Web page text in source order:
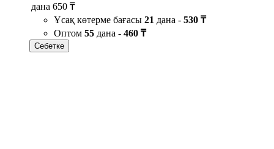
дана 650 ₸
Ұсақ көтерме бағасы 21 дана - 530 ₸
Оптом 55 дана - 460 ₸
Себетке